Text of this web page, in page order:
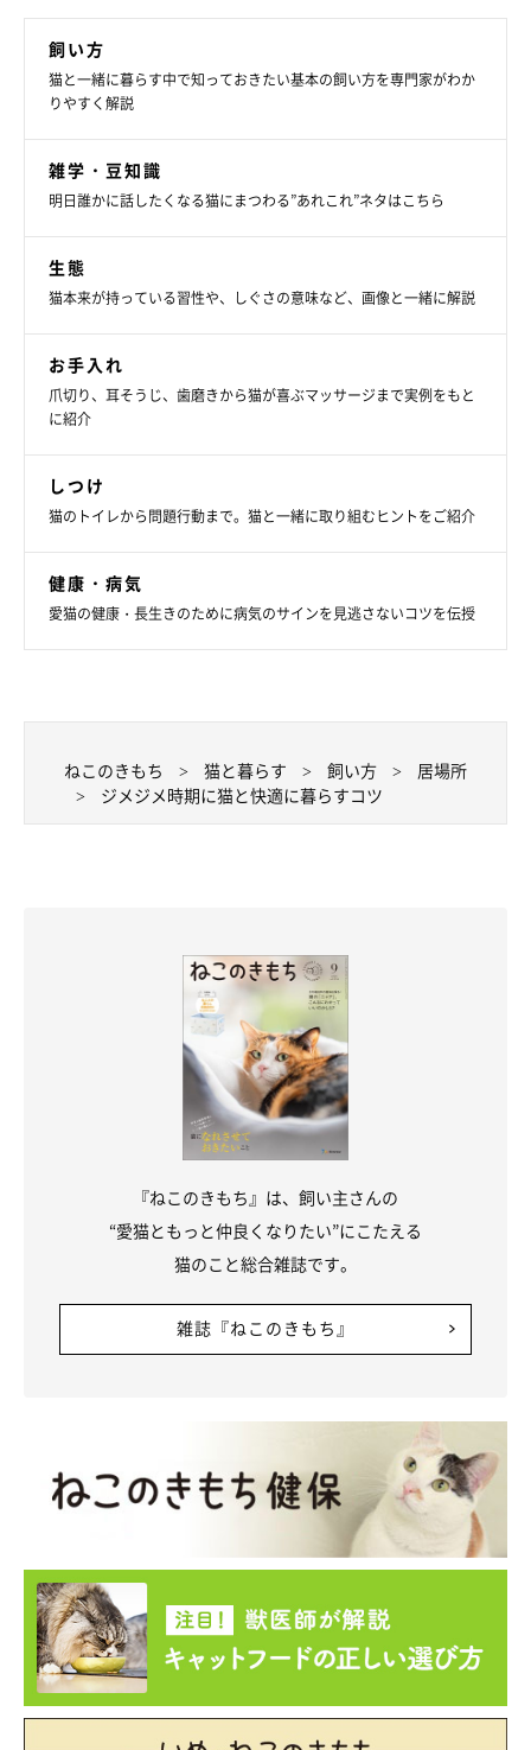
飼い方
猫と一緒に暮らす中で知っておきたい基本の飼い方を専門家がわか
りやすく解説
雑学・豆知識
明日誰かに話したくなる猫にまつわる”あれこれ”ネタはこちら
生態
猫本来が持っている習性や、しぐさの意味など、画像と一緒に解説
お手入れ
爪切り、耳そうじ、歯磨きから猫が喜ぶマッサージまで実例をもと
に紹介
しつけ
猫のトイレから問題行動まで。猫と一緒に取り組むヒントをご紹介
健康・病気
愛猫の健康・長生きのために病気のサインを見逃さないコツを伝授
ねこのきもち 猫と暮らす 飼い方
居場所
ジメジメ時期に猫と快適に暮らすコツ
『ねこのきもち』は、飼い主さんの
“愛猫ともっと仲良くなりたい”にこたえる
猫のこと総合雑誌です。
雑誌『ねこのきもち』